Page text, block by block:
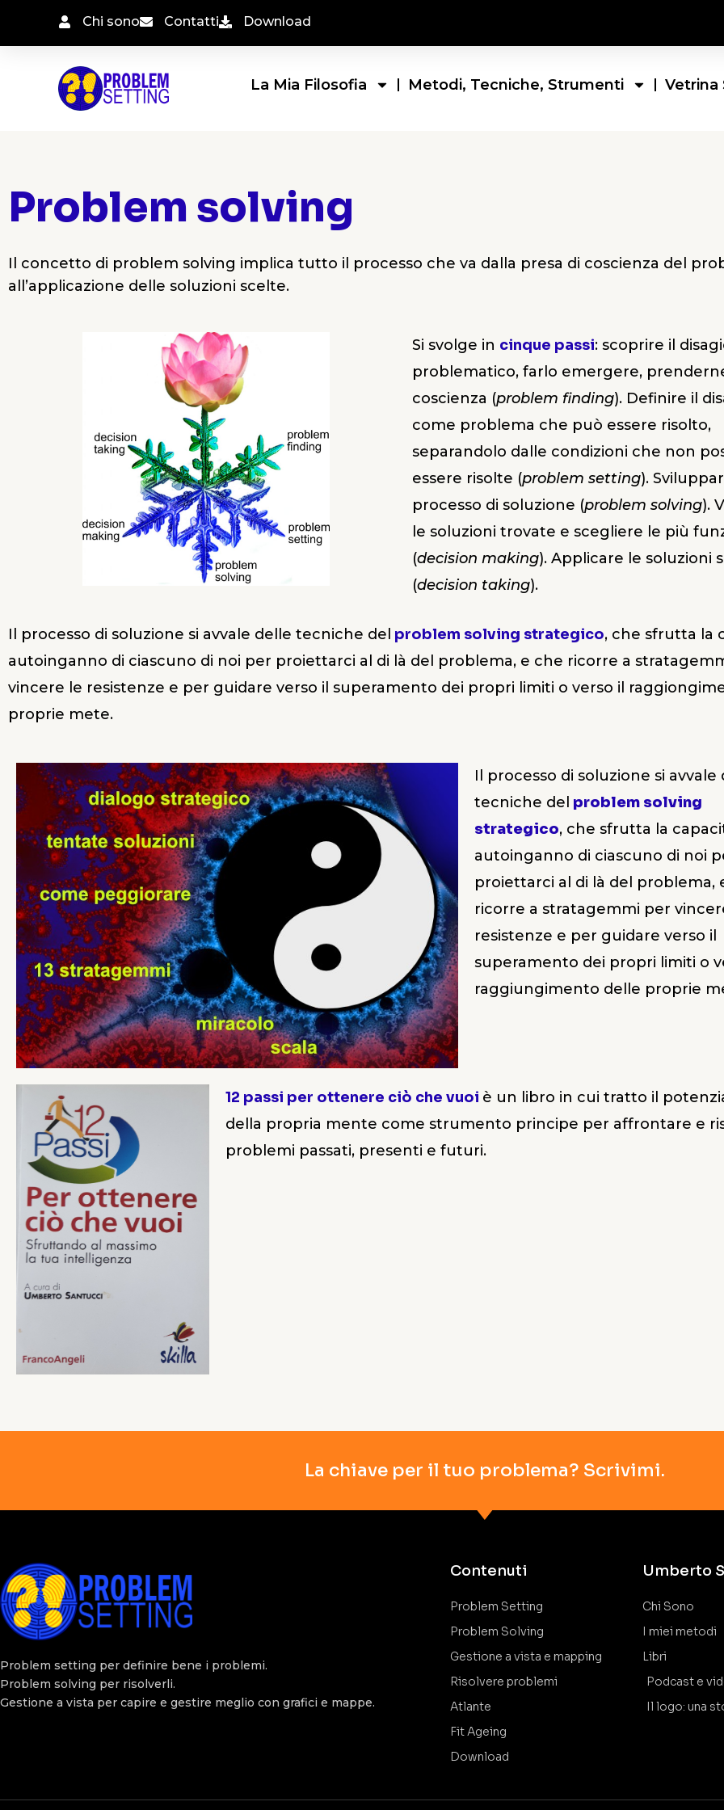
contenuto
Chi sono Contatti Download
La Mia Filosofia Metodi, Tecniche, Strumenti Vetrina
Problem solving
Il concetto di problem solving implica tutto il processo che va dalla presa di coscienza del
all’applicazione delle soluzioni scelte.
Si svolge in cinque passi: scoprire il
problematico, farlo emergere,
coscienza (problem finding). Definire il
come problema che può essere risolto,
separandolo dalle condizioni che non
essere risolte (problem setting).
processo di soluzione (problem solving).
le soluzioni trovate e scegliere le più
(decision making). Applicare le soluzioni
(decision taking).
Il processo di soluzione si avvale delle tecniche del problem solving strategico, che sfrutta la
autoinganno di ciascuno di noi per proiettarci al di là del problema, e che ricorre a
vincere le resistenze e per guidare verso il superamento dei propri limiti o verso il
proprie mete.
Il processo di soluzione si avvale
tecniche del problem solving
strategico, che sfrutta la
autoinganno di ciascuno di noi
proiettarci al di là del problema,
ricorre a stratagemmi per
resistenze e per guidare verso il
superamento dei propri limiti o
raggiungimento delle proprie
12 passi per ottenere ciò che vuoi è un libro in cui tratto il
della propria mente come strumento principe per affrontare e
problemi passati, presenti e futuri.
La chiave per il tuo problema? Scrivimi.
Problem setting per definire bene i problemi.
Problem solving per risolverli.
Gestione a vista per capire e gestire meglio con grafici e mappe.
Contenuti
Problem Setting
Problem Solving
Gestione a vista e mapping
Risolvere problemi
Atlante
Fit Ageing
Download
Umberto
Chi Sono
I miei metodi
Libri
Podcast e
Il logo: una